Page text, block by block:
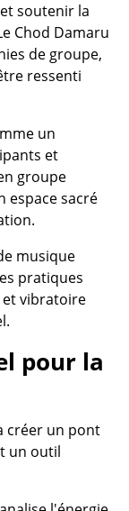
soutenir la
Chod Damaru
de groupe,
ressenti
un
et
groupe
espace sacré
musique
pratiques
vibratoire
pour la
créer un pont
un outil